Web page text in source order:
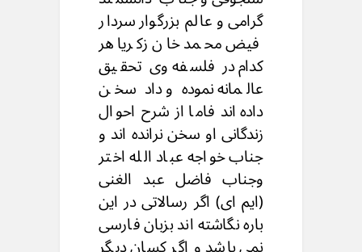
گرامی و عالم بزرگوار سردار
فیض محمد خان زکریا هر
کدام در فلسفه وی تحقیق
عالمانه نموده و داد سخن
داده اند فاما از شرح احوال
زندگانی او سخن نرانده اند و
جناب خواجه عباد الله اختر
وجناب فاضل عبد الغنی
(ایم ای) اگر رسالاتی در این
باره نگاشته اند بزبان فارسی